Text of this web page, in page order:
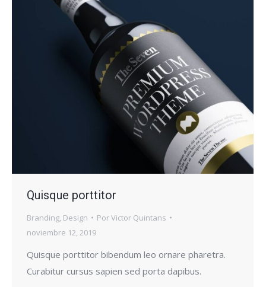
Quisque porttitor
Branding Design PorVictor Quintans
noviembre 12, 2019
Quisque porttitor bibendum leo ornare pharetra.
Curabitur cursus sapien sed porta dapibus.